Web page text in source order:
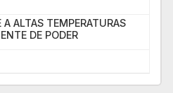
ALTAS TEMPERATURAS
DE PODER